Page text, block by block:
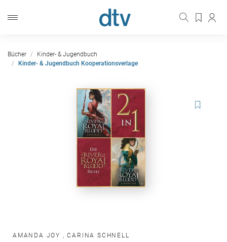
Bücher
Kinder- & Jugendbuch
Kinder- & Jugendbuch Kooperationsverlage
AMANDA JOY ,CARINA SCHNELL